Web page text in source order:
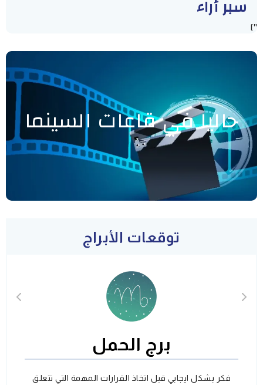
سبر أراء
"]
حاليا في قاعات السينما
توقعات الأبراج
برج الحمل
فكر بشكل ايجابي قبل اتخاذ القرارات المهمة التي تتعلق